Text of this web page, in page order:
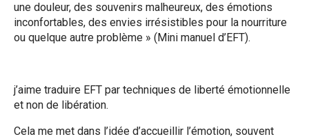
une douleur, des souvenirs malheureux, des émotions
inconfortables, des envies irrésistibles pour la nourriture
ou quelque autre problème » (Mini manuel d’EFT).
j’aime traduire EFT par techniques de liberté émotionnelle
et non de libération.
Cela me met dans l’idée d’accueillir l’émotion, souvent